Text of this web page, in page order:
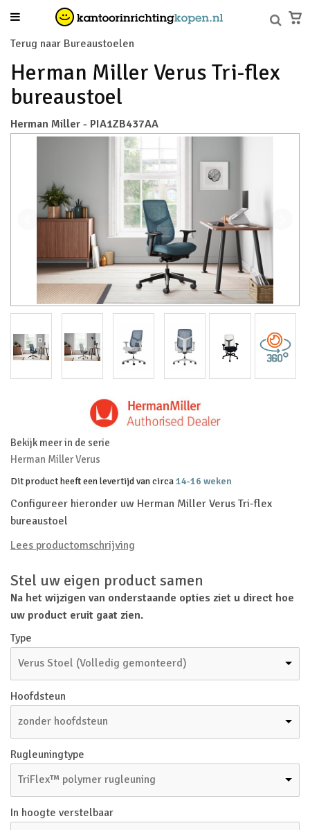
Terug naar Bureaustoelen
Herman Miller Verus Tri-flex
bureaustoel
Herman Miller - PIA1ZB437AA
Bekijk meer in de serie
Herman Miller Verus
Dit product heeft een levertijd van circa14-16 weken
Configureer hieronder uw Herman Miller Verus Tri-flex
bureaustoel
Lees productomschrijving
Stel uw eigen product samen
Na het wijzigen van onderstaande opties ziet u direct hoe
uw product eruit gaat zien.
Type
Verus Stoel (Volledig gemonteerd)
Hoofdsteun
zonder hoofdsteun
Rugleuningtype
TriFlex™ polymer rugleuning
In hoogte verstelbaar